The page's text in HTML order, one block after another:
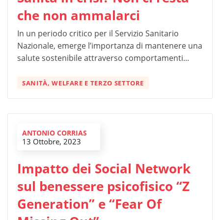
che non ammalarci
In un periodo critico per il Servizio Sanitario
Nazionale, emerge l’importanza di mantenere una
salute sostenibile attraverso comportamenti...
SANITÀ, WELFARE E TERZO SETTORE
ANTONIO CORRIAS
13 Ottobre, 2023
Impatto dei Social Network
sul benessere psicofisico “Z
Generation” e “Fear Of